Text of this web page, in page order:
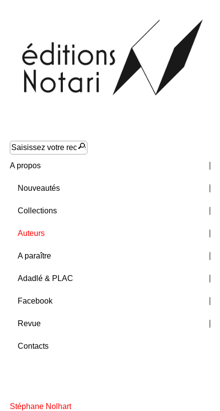
A propos
Nouveautés
Collections
Auteurs
A paraître
Adadlé & PLAC
Facebook
Revue
Contacts
Stéphane Nolhart